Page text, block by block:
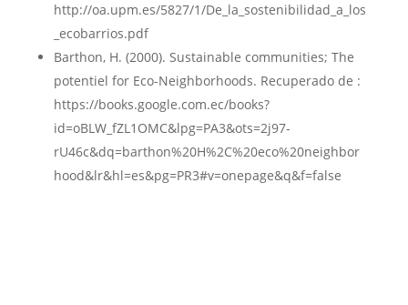
http://oa.upm.es/5827/1/De_la_sostenibilidad_a_los
_ecobarrios.pdf
Barthon, H. (2000). Sustainable communities; The
potentiel for Eco-Neighborhoods. Recuperado de :
https://books.google.com.ec/books?
id=oBLW_fZL1OMC&lpg=PA3&ots=2j97-
rU46c&dq=barthon%20H%2C%20eco%20neighbor
hood&lr&hl=es&pg=PR3#v=onepage&q&f=false